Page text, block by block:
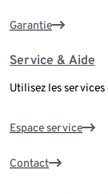
Garantie
Service & Aide
Utilisez les
Espace service
Contact